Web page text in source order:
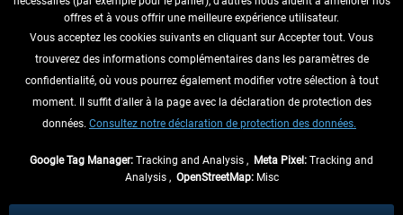
RENONCER AU CONTRAT ICI
INFORMATIONS
NE MANQUEZ PAS LES DERNIÈRES
offres et à vous offrir une meilleure expérience utilisateur.
Vous acceptez les cookies suivants en cliquant sur Accepter tout. Vous
trouverez des informations complémentaires dans les paramètres de
confidentialité, où vous pourrez également modifier votre sélection à tout
moment. Il suffit d'aller à la page avec la déclaration de protection des
données. Consultez notre déclaration de protection des données.
Google Tag Manager: Tracking and Analysis , Meta Pixel: Tracking and
Analysis , OpenStreetMap:Misc